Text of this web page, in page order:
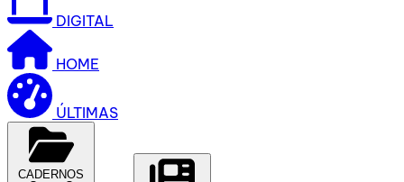
DIGITAL
HOME
ÚLTIMAS
CADERNOS